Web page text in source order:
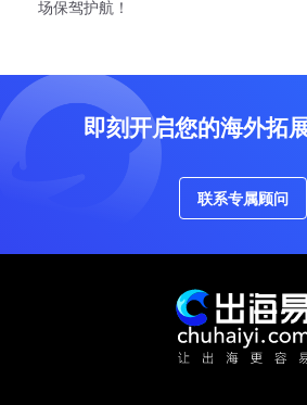
场保驾护航！
即刻开启您的海外拓
联系专属顾问